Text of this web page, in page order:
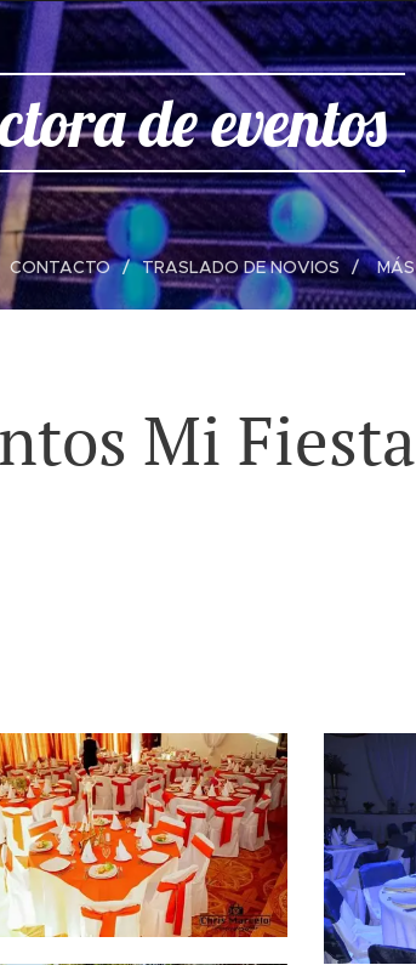
de eventos
CONTACTO TRASLADO DE NOVIOS MÁS
Mi Fiesta